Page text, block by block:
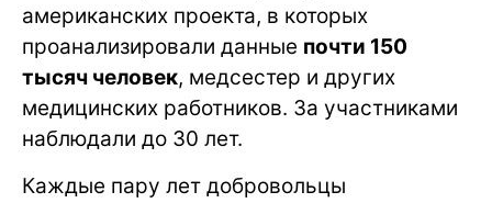
американских проекта, в которых
проанализировали данные почти 150
тысяч человек, медсестер и других
медицинских работников. За участниками
наблюдали до 30 лет.
Каждые пару лет добровольцы